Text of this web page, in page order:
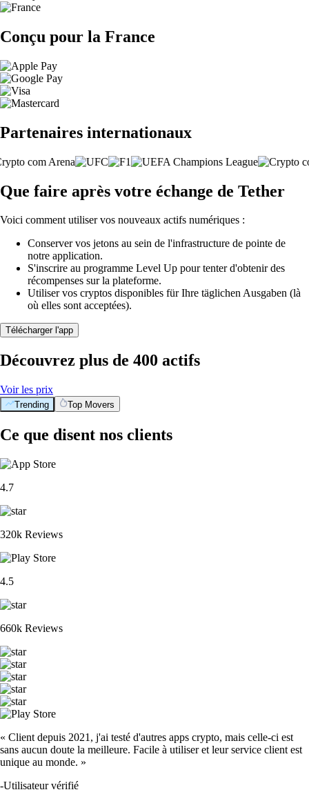
Conçu pour la France
Partenaires internationaux
Que faire après votre échange de Tether
Voici comment utiliser vos nouveaux actifs numériques :
Conserver vos jetons au sein de l'infrastructure de pointe de
notre application.
S'inscrire au programme Level Up pour tenter d'obtenir des
récompenses sur la plateforme.
Utiliser vos cryptos disponibles für Ihre täglichen Ausgaben (là
où elles sont acceptées).
Télécharger l'app
Découvrez plus de 400 actifs
Voir les prix
Trending Top Movers
Ce que disent nos clients
4.7
320k Reviews
4.5
660k Reviews
« Client depuis 2021, j'ai testé d'autres apps crypto, mais celle-ci est
sans aucun doute la meilleure. Facile à utiliser et leur service client est
unique au monde. »
-Utilisateur vérifié